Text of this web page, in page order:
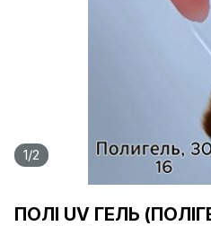
1/2
ПОЛІ UV ГЕЛЬ